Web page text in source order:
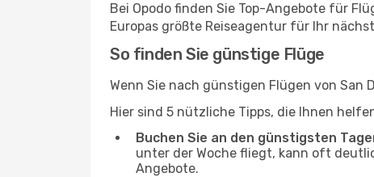
Bei Opodo finden Sie Top-Angebote für
Europas größte Reiseagentur für Ihr
So finden Sie günstige Flüge
Wenn Sie nach günstigen Flügen von San
Hier sind 5 nützliche Tipps, die Ihnen
Buchen Sie an den günstigsten
unter der Woche fliegt, kann oft
Angebote.